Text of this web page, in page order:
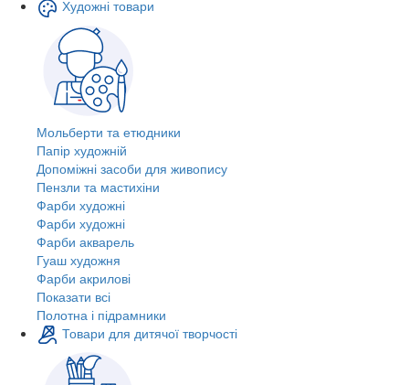
Художні товари
Мольберти та етюдники
Папір художній
Допоміжні засоби для живопису
Пензли та мастихіни
Фарби художні
Фарби художні
Фарби акварель
Гуаш художня
Фарби акрилові
Показати всі
Полотна і підрамники
Товари для дитячої творчості